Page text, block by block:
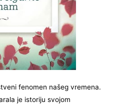
fenomen našeg vremena.
je istoriju svojom